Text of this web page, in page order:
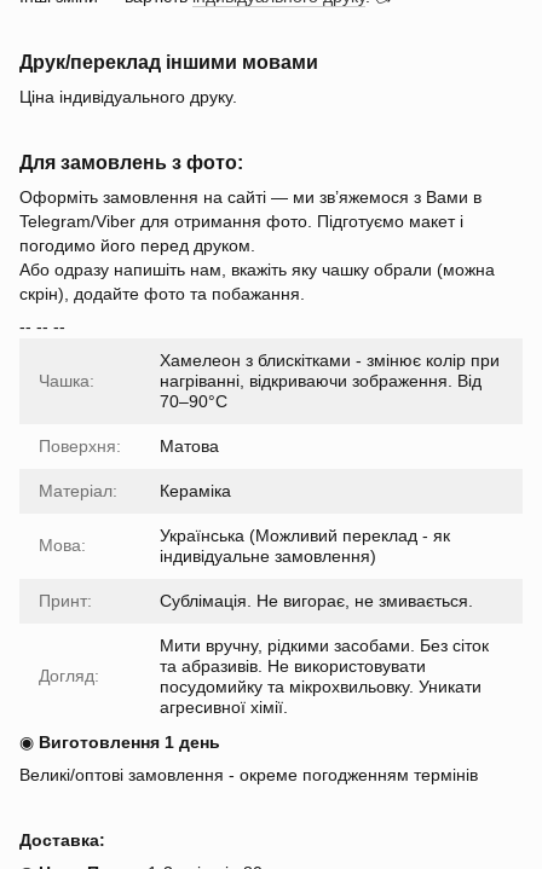
Друк/переклад іншими мовами
Ціна індивідуального друку.
Для замовлень з фото:
Оформіть замовлення на сайті — ми зв’яжемося з Вами в
Telegram/Viber для отримання фото. Підготуємо макет і
погодимо його перед друком.
Або одразу напишіть нам, вкажіть яку чашку обрали (можна
скрін), додайте фото та побажання.
-- -- --
Чашка:
Хамелеон з блискітками - змінює колір при
нагріванні, відкриваючи зображення. Від
70–90°C
Поверхня: Матова
Матеріал: Кераміка
Мова:
Українська (Можливий переклад - як
індивідуальне замовлення)
Принт: Сублімація. Не вигорає, не змивається.
Догляд:
Мити вручну, рідкими засобами. Без сіток
та абразивів. Не використовувати
посудомийку та мікрохвильовку. Уникати
агресивної хімії.
◉ Виготовлення 1 день
Великі/оптові замовлення - окреме погодженням термінів
Доставка: